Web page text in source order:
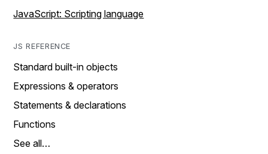
JavaScript: Scripting language
JS REFERENCE
Standard built-in objects
Expressions & operators
Statements & declarations
Functions
See all…